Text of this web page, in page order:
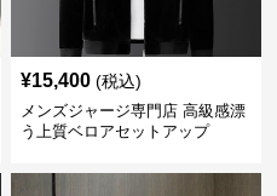
¥15,400 (税込)
メンズジャージ専門店 高級感漂
う上質ベロアセットアップ